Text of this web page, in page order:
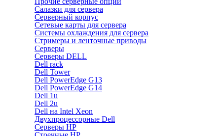
Салазки для сервера
Серверный корпус
Сетевые карты для сервера
Системы охлаждения для сервера
Стримеры и ленточные приводы
Серверы
Серверы DELL
Dell rack
Dell Tower
Dell PowerEdge G13
Dell PowerEdge G14
Dell 1u
Dell 2u
Dell на Intel Xeon
Двухпроцессорные Dell
Серверы HP